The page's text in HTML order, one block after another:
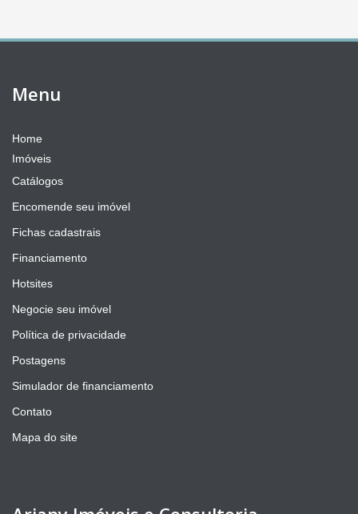
Menu
Home
Imóveis
Catálogos
Encomende seu imóvel
Fichas cadastrais
Financiamento
Hotsites
Negocie seu imóvel
Política de privacidade
Postagens
Simulador de financiamento
Contato
Mapa do site